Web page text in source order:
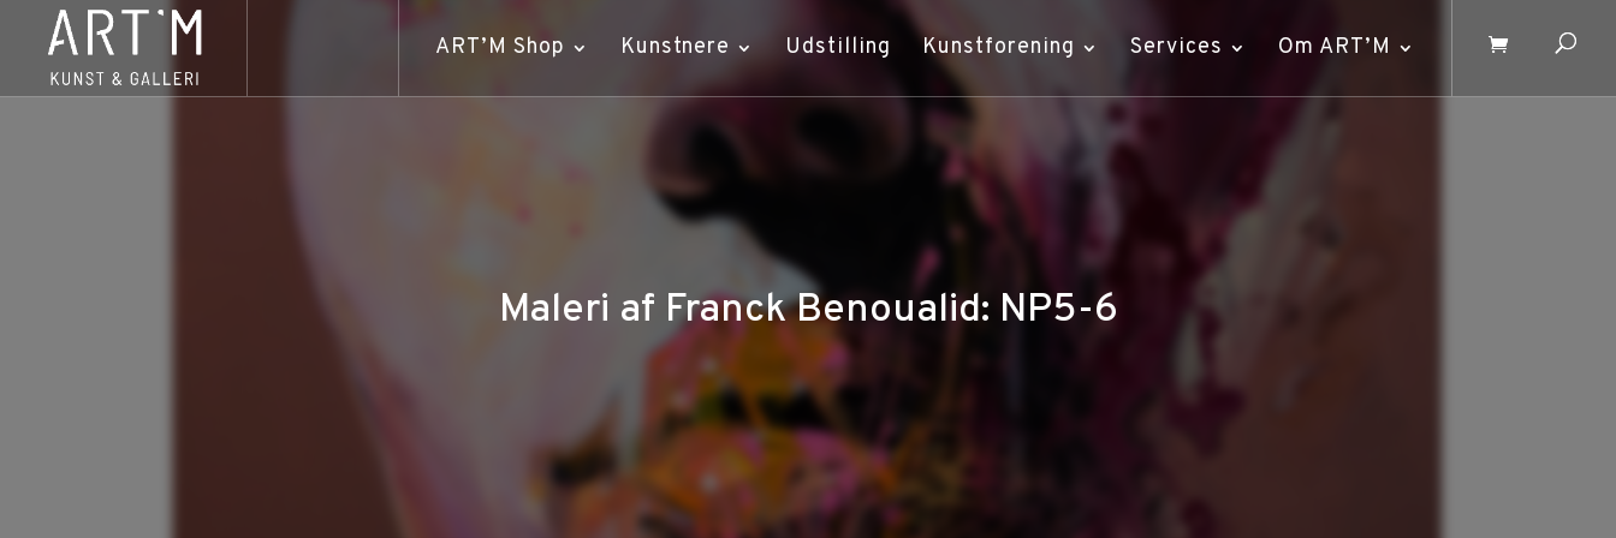
ART’M Shop Kunstnere Udstilling Kunstforening Services Om ART’M
Maleri af Franck Benoualid: NP5-6